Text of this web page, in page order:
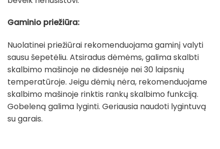
Gaminio priežiūra:
Nuolatinei priežiūrai rekomenduojama gaminį valyti
sausu šepetėliu. Atsiradus dėmėms, galima skalbti
skalbimo mašinoje ne didesnėje nei 30 laipsnių
temperatūroje. Jeigu dėmių nėra, rekomenduojame
skalbimo mašinoje rinktis rankų skalbimo funkciją.
Gobeleną galima lyginti. Geriausia naudoti lygintuvą
su garais.